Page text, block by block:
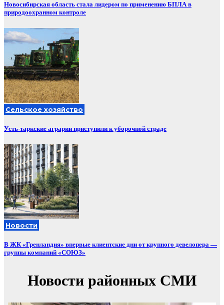
Новосибирская область стала лидером по применению БПЛА в
природоохранном контроле
Сельское хозяйство
Усть-таркские аграрии приступили к уборочной страде
Новости
В ЖК «Гренландия» впервые клиентские дни от крупного девелопера —
группы компаний «СОЮЗ»